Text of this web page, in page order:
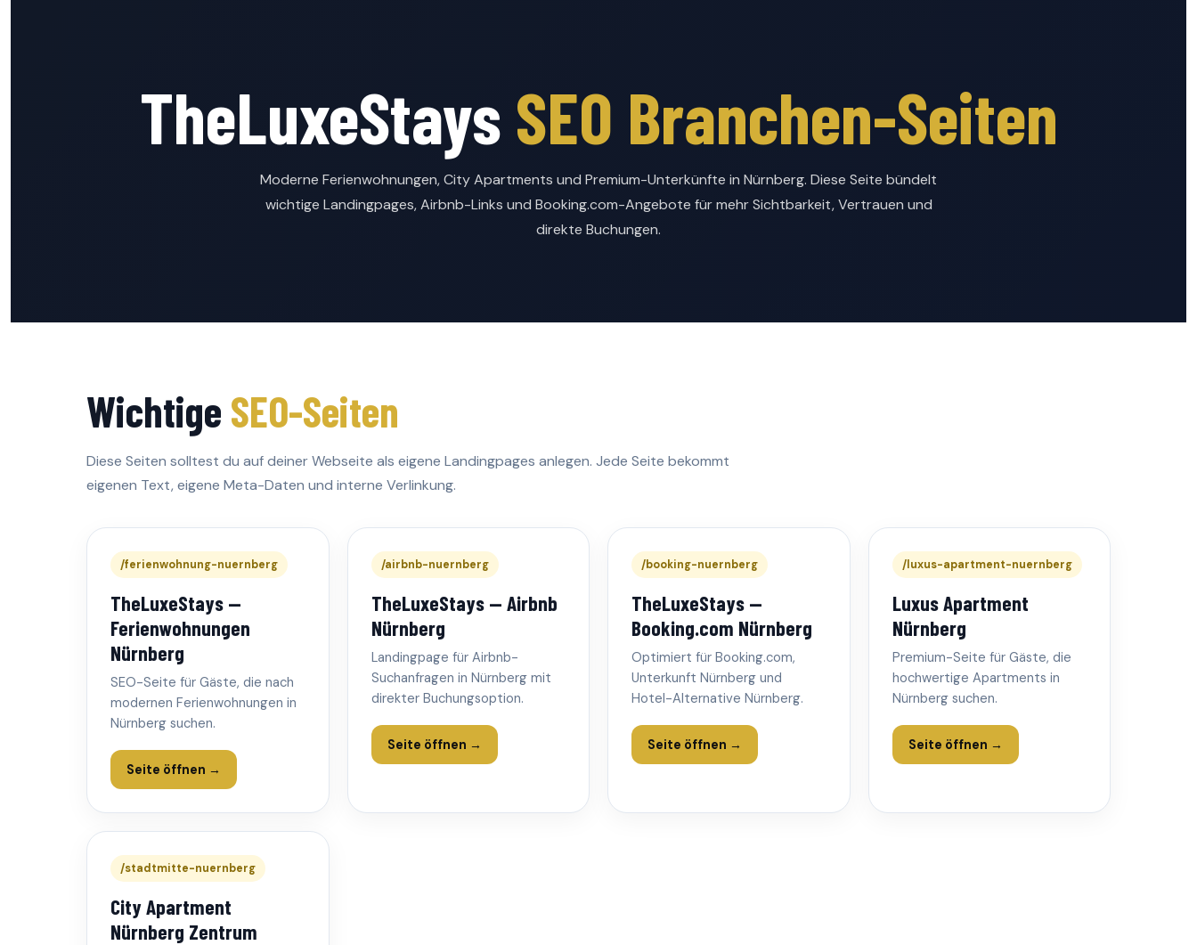
TheLuxeStaysSEO Branchen-Seiten
Moderne Ferienwohnungen, City Apartments und Premium-Unterkünfte in Nürnberg. Diese Seite bündelt
wichtige Landingpages, Airbnb-Links und Booking.com-Angebote für mehr Sichtbarkeit, Vertrauen und
direkte Buchungen.
Wichtige SEO-Seiten
Diese Seiten solltest du auf deiner Webseite als eigene Landingpages anlegen. Jede Seite bekommt
eigenen Text, eigene Meta-Daten und interne Verlinkung.
/ferienwohnung-nuernberg
TheLuxeStays —
Ferienwohnungen
Nürnberg
SEO-Seite für Gäste, die nach
modernen Ferienwohnungen in
Nürnberg suchen.
Seite öffnen →
/airbnb-nuernberg
TheLuxeStays — Airbnb
Nürnberg
Landingpage für Airbnb-
Suchanfragen in Nürnberg mit
direkter Buchungsoption.
Seite öffnen →
/booking-nuernberg
TheLuxeStays —
Booking.com Nürnberg
Optimiert für Booking.com,
Unterkunft Nürnberg und
Hotel-Alternative Nürnberg.
Seite öffnen →
/luxus-apartment-nuernberg
Luxus Apartment
Nürnberg
Premium-Seite für Gäste, die
hochwertige Apartments in
Nürnberg suchen.
Seite öffnen →
/stadtmitte-nuernberg
City Apartment
Nürnberg Zentrum